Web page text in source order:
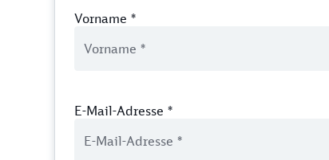
Vorname *
E-Mail-Adresse *